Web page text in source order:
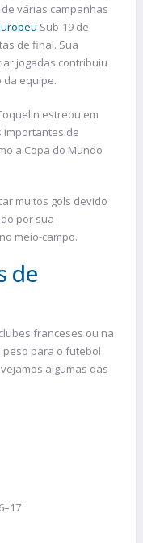
várias campanhas
Sub-19 de
de final. Sua
jogadas contribuiu
da equipe.
estreou em
importantes de
a Copa do Mundo
muitos gols devido
por sua
meio-campo.
de
franceses ou na
peso para o futebol
algumas das